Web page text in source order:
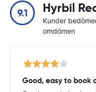
9.1 Hyrbil
Kunder
omdömen
Good, easy to book